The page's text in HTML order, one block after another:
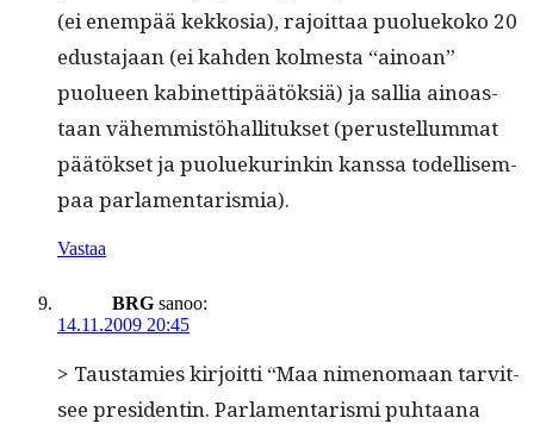
(ei enem­pää kekkosia), rajoit­taa puoluekoko 20
edus­ta­jaan (ei kah­den kolmes­ta “ain­oan”
puolueen kabi­net­tipäätök­siä) ja sal­lia ain­oas­
taan vähem­mistöhal­li­tuk­set (perustel­lum­mat
päätök­set ja puoluekurinkin kanssa todel­lisem­
paa parlamentarismia).
Vastaa
BRG sanoo:
14.11.2009 20:45
> Taus­tamies kir­joit­ti “Maa nimeno­maan tarvit­
see pres­i­dentin. Par­la­men­taris­mi puh­taana